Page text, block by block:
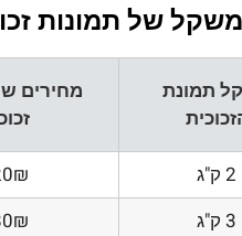
של תמונות
תמונת
מחירים
2 ק"ג
3 ק"ג